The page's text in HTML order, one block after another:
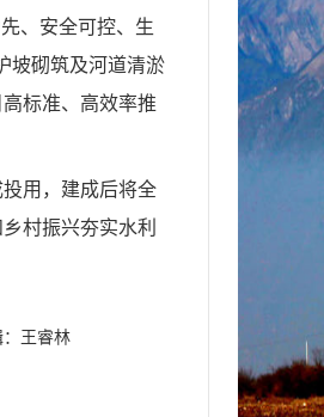
、安全可控、生
坡砌筑及河道清淤
标准、高效率推
用，建成后将全
村振兴夯实水利
王睿林